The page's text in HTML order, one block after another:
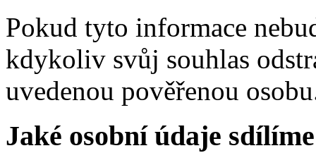
Pokud tyto informace
kdykoliv svůj souhlas
uvedenou pověřenou
Jaké osobní údaje